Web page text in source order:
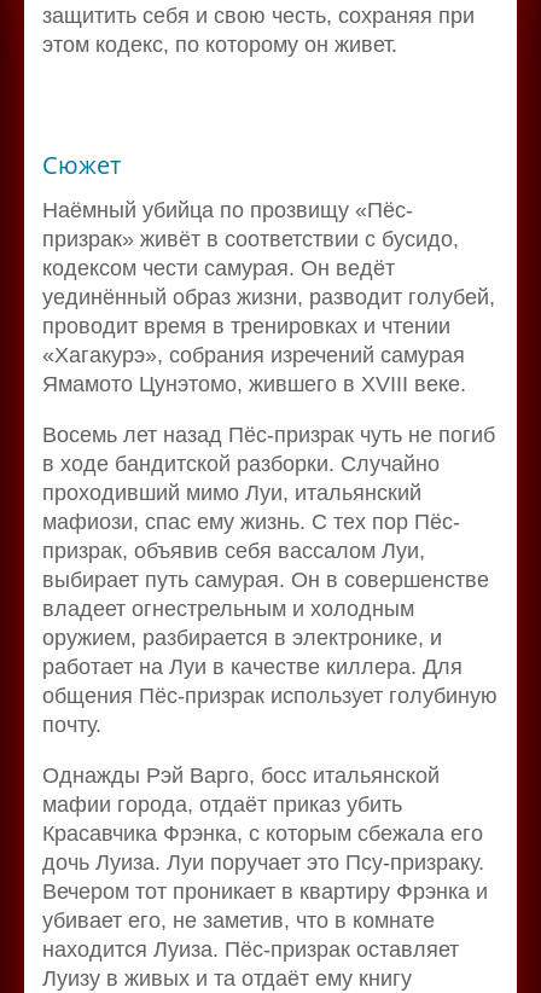
защитить себя и свою честь, сохраняя при
этом кодекс, по которому он живет.
Сюжет
Наёмный убийца по прозвищу «Пёс-
призрак» живёт в соответствии с бусидо,
кодексом чести самурая. Он ведёт
уединённый образ жизни, разводит голубей,
проводит время в тренировках и чтении
«Хагакурэ», собрания изречений самурая
Ямамото Цунэтомо, жившего в XVIII веке.
Восемь лет назад Пёс-призрак чуть не погиб
в ходе бандитской разборки. Случайно
проходивший мимо Луи, итальянский
мафиози, спас ему жизнь. С тех пор Пёс-
призрак, объявив себя вассалом Луи,
выбирает путь самурая. Он в совершенстве
владеет огнестрельным и холодным
оружием, разбирается в электронике, и
работает на Луи в качестве киллера. Для
общения Пёс-призрак использует голубиную
почту.
Однажды Рэй Варго, босс итальянской
мафии города, отдаёт приказ убить
Красавчика Фрэнка, с которым сбежала его
дочь Луиза. Луи поручает это Псу-призраку.
Вечером тот проникает в квартиру Фрэнка и
убивает его, не заметив, что в комнате
находится Луиза. Пёс-призрак оставляет
Луизу в живых и та отдаёт ему книгу